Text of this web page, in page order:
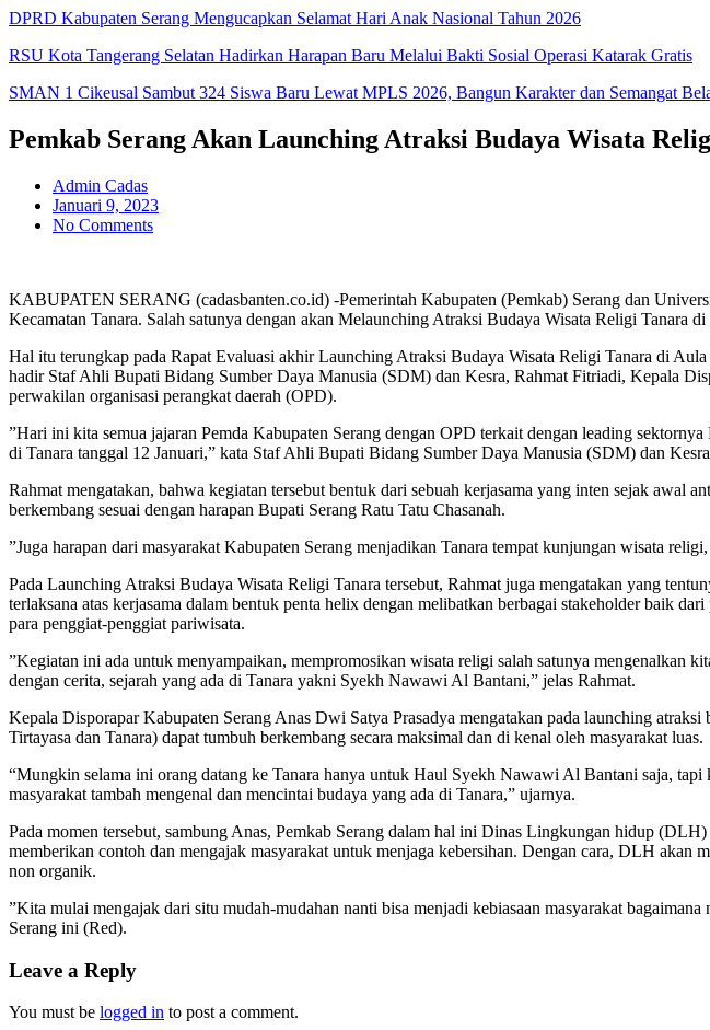
DPRD Kabupaten Serang Mengucapkan Selamat Hari Anak Nasional Tahun 2026
RSU Kota Tangerang Selatan Hadirkan Harapan Baru Melalui Bakti Sosial Operasi Katarak Gratis
SMAN 1 Cikeusal Sambut 324 Siswa Baru Lewat MPLS 2026, Bangun Karakter dan Semangat
Pemkab Serang Akan Launching Atraksi Budaya Wisata
Admin Cadas
Januari 9, 2023
No Comments
KABUPATEN SERANG (cadasbanten.co.id) -Pemerintah Kabupaten (Pemkab) Serang dan
Kecamatan Tanara. Salah satunya dengan akan Melaunching Atraksi Budaya Wisata Religi Tanara
Hal itu terungkap pada Rapat Evaluasi akhir Launching Atraksi Budaya Wisata Religi Tanara di
hadir Staf Ahli Bupati Bidang Sumber Daya Manusia (SDM) dan Kesra, Rahmat Fitriadi, Kepala
perwakilan organisasi perangkat daerah (OPD).
”Hari ini kita semua jajaran Pemda Kabupaten Serang dengan OPD terkait dengan leading
di Tanara tanggal 12 Januari,” kata Staf Ahli Bupati Bidang Sumber Daya Manusia (SDM) dan
Rahmat mengatakan, bahwa kegiatan tersebut bentuk dari sebuah kerjasama yang inten sejak awal
berkembang sesuai dengan harapan Bupati Serang Ratu Tatu Chasanah.
”Juga harapan dari masyarakat Kabupaten Serang menjadikan Tanara tempat kunjungan wisata
Pada Launching Atraksi Budaya Wisata Religi Tanara tersebut, Rahmat juga mengatakan yang
terlaksana atas kerjasama dalam bentuk penta helix dengan melibatkan berbagai stakeholder baik
para penggiat-penggiat pariwisata.
”Kegiatan ini ada untuk menyampaikan, mempromosikan wisata religi salah satunya
dengan cerita, sejarah yang ada di Tanara yakni Syekh Nawawi Al Bantani,” jelas Rahmat.
Kepala Disporapar Kabupaten Serang Anas Dwi Satya Prasadya mengatakan pada launching
Tirtayasa dan Tanara) dapat tumbuh berkembang secara maksimal dan di kenal oleh masyarakat luas.
“Mungkin selama ini orang datang ke Tanara hanya untuk Haul Syekh Nawawi Al Bantani saja,
masyarakat tambah mengenal dan mencintai budaya yang ada di Tanara,” ujarnya.
Pada momen tersebut, sambung Anas, Pemkab Serang dalam hal ini Dinas Lingkungan hidup
memberikan contoh dan mengajak masyarakat untuk menjaga kebersihan. Dengan cara, DLH akan
non organik.
”Kita mulai mengajak dari situ mudah-mudahan nanti bisa menjadi kebiasaan masyarakat
Serang ini (Red).
Leave a Reply
You must be logged in to post a comment.